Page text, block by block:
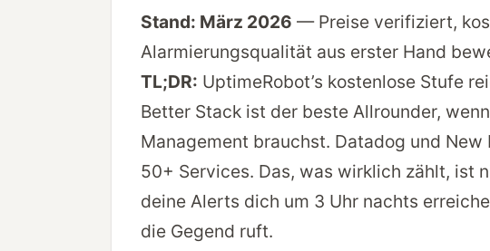
Stand: März 2026 — Preise verifiziert,
Alarmierungsqualität aus erster Hand
TL;DR: UptimeRobot’s kostenlose Stufe
Better Stack ist der beste Allrounder,
Management brauchst. Datadog und
50+ Services. Das, was wirklich zählt, ist
deine Alerts dich um 3 Uhr nachts
die Gegend ruft.